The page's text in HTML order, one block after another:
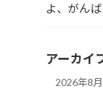
よ、がんば
アーカイ
2026年8月